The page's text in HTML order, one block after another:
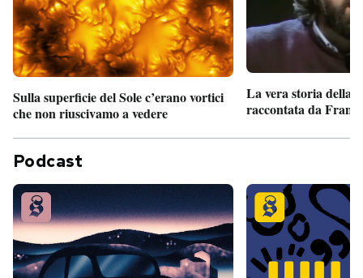
Sulla superficie del Sole c’erano vortici
che non riuscivamo a vedere
La vera storia della
raccontata da
Podcast